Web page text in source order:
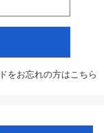
をお忘れの方はこちら